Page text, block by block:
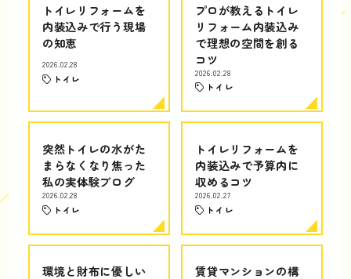
トイレリフォームを
内装込みで行う現場
の知恵
2026.02.28
トイレ
プロが教えるトイレ
リフォーム内装込み
で理想の空間を創る
コツ
2026.02.28
トイレ
突然トイレの水がた
まらなくなり焦った
私の実体験ブログ
2026.02.28
トイレ
トイレリフォームを
内装込みで予算内に
収めるコツ
2026.02.27
トイレ
環境と財布に優しい
賃貸マンションの構